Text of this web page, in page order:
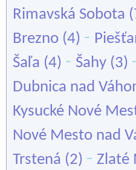
Rimavská Sobota
Brezno (4) -
Šaľa (4) - Šahy (3)
Dubnica nad
Kysucké Nové
Nové Mesto nad
Trstená (2) - Zlaté